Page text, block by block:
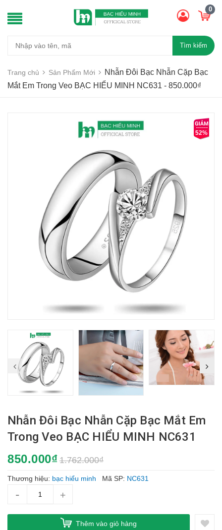
0
Tìm kiếm
Trang chủ Sản Phẩm Mới
Nhẫn Đôi Bạc Nhẫn Cặp Bạc
Mắt Em Trong Veo BẠC HIỂU MINH NC631 - 850.000₫
52%
Nhẫn Đôi Bạc Nhẫn Cặp Bạc Mắt Em
Trong Veo BẠC HIỂU MINH NC631
850.000₫ 1.762.000₫
Thương hiệu: bạc hiểu minh Mã SP: NC631
- +
Thêm vào giỏ hàng